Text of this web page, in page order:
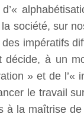
société, sur
impératifs
à un
» et de
le travail
à la maîtrise